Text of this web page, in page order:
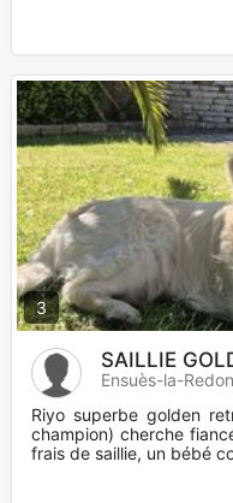
3
SAILLIE
Ensuès-la-
Riyo superbe golden
champion) cherche
frais de saillie, un bébé